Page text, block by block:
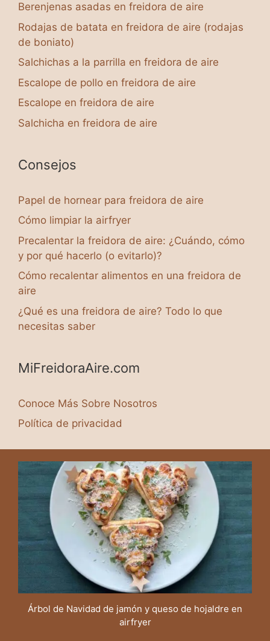
Berenjenas asadas en freidora de aire
Rodajas de batata en freidora de aire (rodajas
de boniato)
Salchichas a la parrilla en freidora de aire
Escalope de pollo en freidora de aire
Escalope en freidora de aire
Salchicha en freidora de aire
Consejos
Papel de hornear para freidora de aire
Cómo limpiar la airfryer
Precalentar la freidora de aire: ¿Cuándo, cómo
y por qué hacerlo (o evitarlo)?
Cómo recalentar alimentos en una freidora de
aire
¿Qué es una freidora de aire? Todo lo que
necesitas saber
MiFreidoraAire.com
Conoce Más Sobre Nosotros
Política de privacidad
Árbol de Navidad de jamón y queso de hojaldre en
airfryer